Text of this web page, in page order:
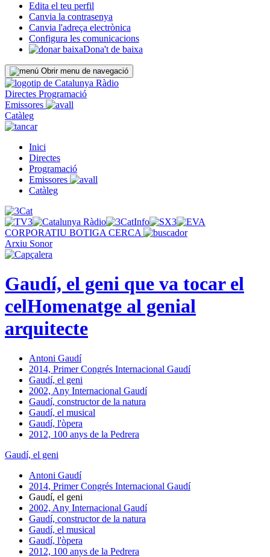
Edita el teu perfil
Canvia la contrasenya
Canvia l'adreça electrònica
Configura les comunicacions
Dona't de baixa
Obrir menu de navegació
Directes Programació
Emissores
Catàleg
Inici
Directes
Programació
Emissores
Catàleg
CORPORATIU BOTIGA CERCA
Arxiu Sonor
Gaudí, el geni que va tocar el
celHomenatge al genial
arquitecte
Antoni Gaudí
2014, Primer Congrés Internacional Gaudí
Gaudí, el geni
2002, Any Internacional Gaudí
Gaudí, constructor de la natura
Gaudí, el musical
Gaudí, l'òpera
2012, 100 anys de la Pedrera
Gaudí, el geni
Antoni Gaudí
2014, Primer Congrés Internacional Gaudí
Gaudí, el geni
2002, Any Internacional Gaudí
Gaudí, constructor de la natura
Gaudí, el musical
Gaudí, l'òpera
2012, 100 anys de la Pedrera